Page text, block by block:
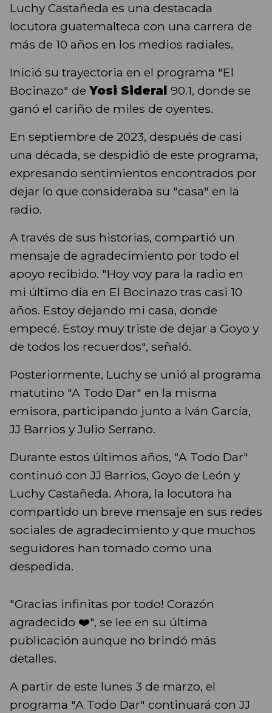
Luchy Castañeda es una destacada
locutora guatemalteca con una carrera de
más de 10 años en los medios radiales.
Inició su trayectoria en el programa "El
Bocinazo" de Yosi Sideral 90.1, donde se
ganó el cariño de miles de oyentes.
En septiembre de 2023, después de casi
una década, se despidió de este programa,
expresando sentimientos encontrados por
dejar lo que consideraba su "casa" en la
radio.
A través de sus historias, compartió un
mensaje de agradecimiento por todo el
apoyo recibido. "Hoy voy para la radio en
mi último día en El Bocinazo tras casi 10
años. Estoy dejando mi casa, donde
empecé. Estoy muy triste de dejar a Goyo y
de todos los recuerdos", señaló.
Posteriormente, Luchy se unió al programa
matutino "A Todo Dar" en la misma
emisora, participando junto a Iván García,
JJ Barrios y Julio Serrano.
Durante estos últimos años, "A Todo Dar"
continuó con JJ Barrios, Goyo de León y
Luchy Castañeda. Ahora, la locutora ha
compartido un breve mensaje en sus redes
sociales de agradecimiento y que muchos
seguidores han tomado como una
despedida.
"Gracias infinitas por todo! Corazón
agradecido ❤️", se lee en su última
publicación aunque no brindó más
detalles.
A partir de este lunes 3 de marzo, el
programa "A Todo Dar" continuará con JJ